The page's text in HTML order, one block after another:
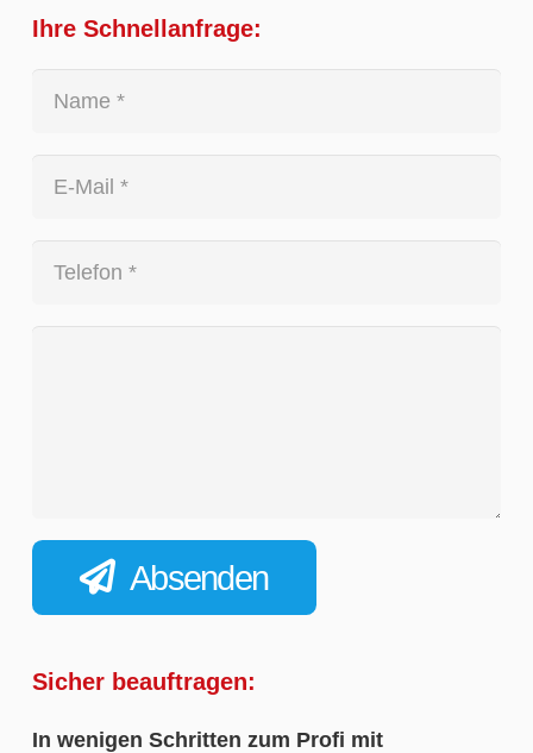
Ihre Schnellanfrage:
Absenden
Sicher beauftragen:
In wenigen Schritten zum Profi mit